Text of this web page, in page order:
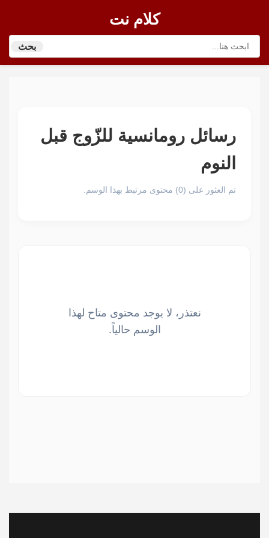
كلام نت
بحث
رسائل رومانسية للزّوج قبل
النوم
تم العثور على (0) محتوى مرتبط بهذا الوسم.
نعتذر، لا يوجد محتوى متاح لهذا
الوسم حالياً.